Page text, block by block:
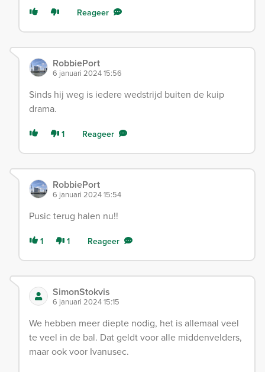
Reageer
RobbiePort
6 januari 2024 15:56
Sinds hij weg is iedere wedstrijd buiten de kuip
drama.
1 Reageer
RobbiePort
6 januari 2024 15:54
Pusic terug halen nu!!
1 1 Reageer
SimonStokvis
6 januari 2024 15:15
We hebben meer diepte nodig, het is allemaal veel
te veel in de bal. Dat geldt voor alle middenvelders,
maar ook voor Ivanusec.